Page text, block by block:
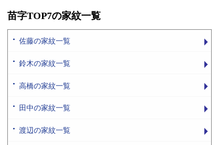
苗字TOP7の家紋一覧
佐藤の家紋一覧
鈴木の家紋一覧
高橋の家紋一覧
田中の家紋一覧
渡辺の家紋一覧